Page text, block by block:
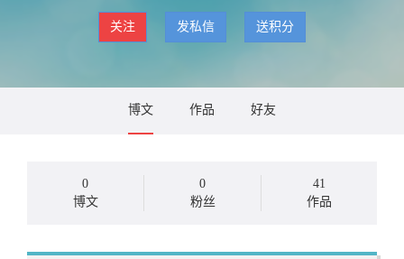
关注 发私信 送积分
博文 作品 好友
0
博文
0
粉丝
41
作品